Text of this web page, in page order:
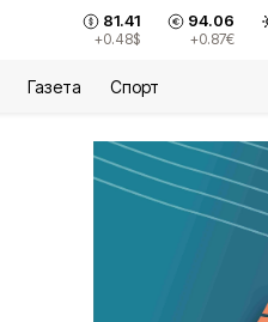
81.41
+0.48$
94.06
+0.87€
Газета Спорт